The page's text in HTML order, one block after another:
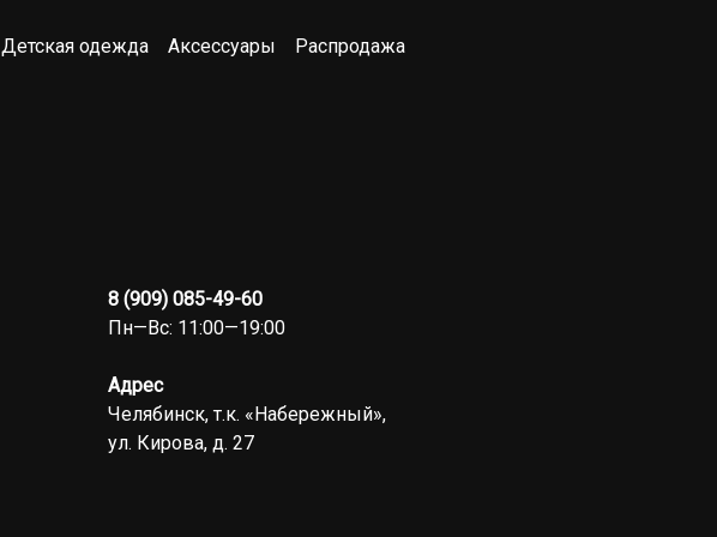
Детская одежда Аксессуары Распродажа
8 (909) 085-49-60
Пн—Вс: 11:00—19:00
Адрес
Челябинск, т.к. «Набережный»,
ул. Кирова, д. 27